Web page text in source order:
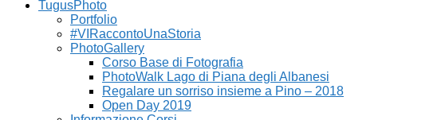
TugusPhoto
Portfolio
#VIRaccontoUnaStoria
PhotoGallery
Corso Base di Fotografia
PhotoWalk Lago di Piana degli Albanesi
Regalare un sorriso insieme a Pino – 2018
Open Day 2019